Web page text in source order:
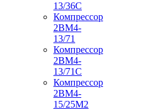
13/36С
Компрессор
2ВМ4-
13/71
Компрессор
2ВМ4-
13/71С
Компрессор
2ВМ4-
15/25М2